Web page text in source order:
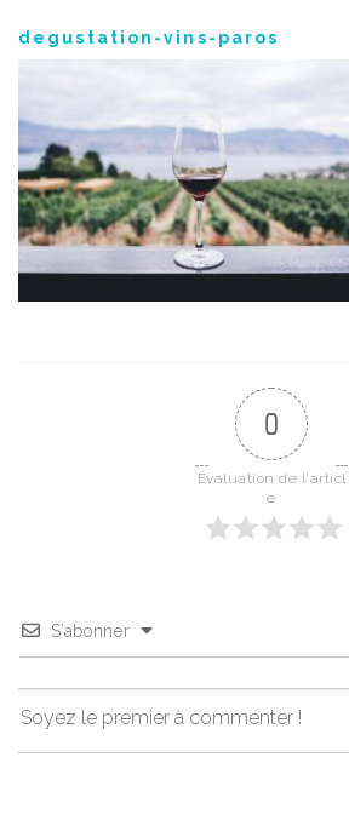
degustation-vins-paros
0
Évaluation de l'articl
e
S’abonner